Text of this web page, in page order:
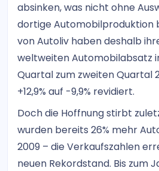
absinken, was nicht ohne
dortige Automobilproduktion
von Autoliv haben deshalb
weltweiten Automobilabsatz
Quartal zum zweiten Quartal
+12,9% auf -9,9% revidiert.
Doch die Hoffnung stirbt
wurden bereits 26% mehr
2009 – die Verkaufszahlen
neuen Rekordstand. Bis zum